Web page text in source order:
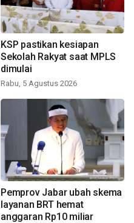
KSP pastikan kesiapan
Sekolah Rakyat saat MPLS
dimulai
Rabu, 5 Agustus 2026
Pemprov Jabar ubah skema
layanan BRT hemat
anggaran Rp10 miliar